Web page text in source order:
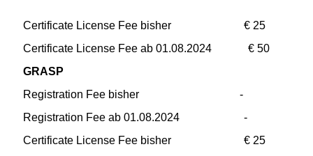
Certificate License Fee bisher € 25
Certificate License Fee ab 01.08.2024 € 50
GRASP
Registration Fee bisher -
Registration Fee ab 01.08.2024 -
Certificate License Fee bisher € 25